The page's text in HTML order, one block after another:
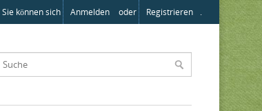
Sie können sich Anmelden oder Registrieren .